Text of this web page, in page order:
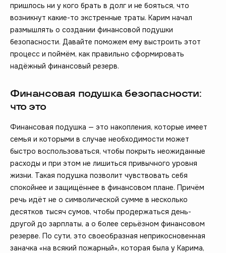
пришлось ни у кого брать в долг и не бояться, что
возникнут какие-то экстренные траты. Карим начал
размышлять о создании финансовой подушки
безопасности. Давайте поможем ему выстроить этот
процесс и поймём, как правильно сформировать
надёжный финансовый резерв.
Финансовая подушка безопасности:
что это
Финансовая подушка — это накопления, которые имеет
семья и которыми в случае необходимости может
быстро воспользоваться, чтобы покрыть неожиданные
расходы и при этом не лишиться привычного уровня
жизни. Такая подушка позволит чувствовать себя
спокойнее и защищённее в финансовом плане. Причём
речь идёт не о символической сумме в несколько
десятков тысяч сумов, чтобы продержаться день-
другой до зарплаты, а о более серьёзном финансовом
резерве. По сути, это своеобразная неприкосновенная
заначка «на всякий пожарный», которая была у Карима,